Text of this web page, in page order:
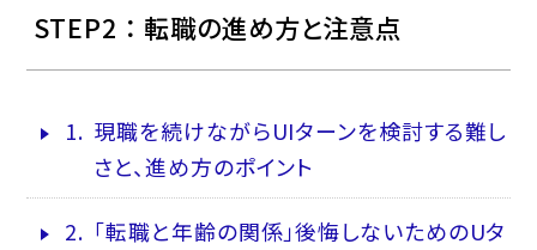
STEP2 ： 転職の進め方と注意点
1. 現職を続けながらUIターンを検討する難し
さと、進め方のポイント
2. 「転職と年齢の関係」後悔しないためのUタ